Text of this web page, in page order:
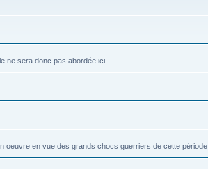
ne sera donc pas abordée ici.
oeuvre en vue des grands chocs guerriers de cette période.